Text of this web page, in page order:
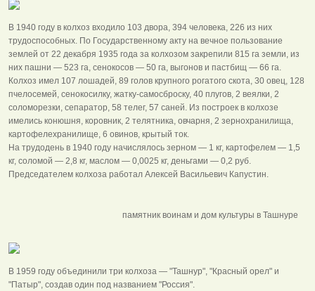
В 1940 году в колхоз входило 103 двора, 394 человека, 226 из них
трудоспособных. По Государственному акту на вечное пользование
землей от 22 декабря 1935 года за колхозом закрепили 815 га земли, из
них пашни — 523 га, сенокосов — 50 га, выгонов и пастбищ — 66 га.
Колхоз имел 107 лошадей, 89 голов крупного рогатого скота, 30 овец, 128
пчелосемей, сенокосилку, жатку-самосброску, 40 плугов, 2 веялки, 2
соломорезки, сепаратор, 58 телег, 57 саней. Из построек в колхозе
имелись конюшня, коровник, 2 телятника, овчарня, 2 зернохранилища,
картофелехранилище, 6 овинов, крытый ток.
На трудодень в 1940 году начислялось зерном — 1 кг, картофелем — 1,5
кг, соломой — 2,8 кг, маслом — 0,0025 кг, деньгами — 0,2 руб.
Председателем колхоза работал Алексей Васильевич Капустин.
памятник воинам и дом культуры в Ташнуре
В 1959 году объединили три колхоза — "Ташнур", "Красный орел" и
"Патыр", создав один под названием "Россия".